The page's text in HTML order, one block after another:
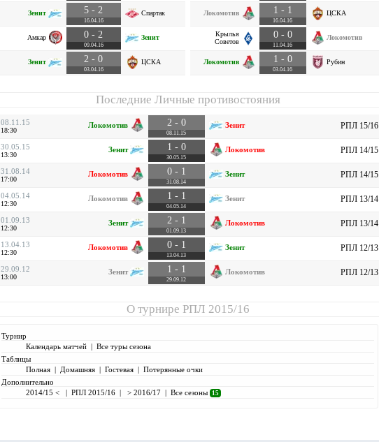
Зенит 5 - 2
16.04.16
Спартак
Амкар 0 - 2
09.04.16
Зенит
Зенит 2 - 0
03.04.16
ЦСКА
Локомотив 1 - 1
16.04.16
ЦСКА
Крылья
Советов
0 - 0
11.04.16
Локомотив
Локомотив 1 - 0
03.04.16
Рубин
Последние Личные противостояния
08.11.15
18:30
Локомотив 2 - 0
08.11.15
Зенит РПЛ 15/16
30.05.15
13:30
Зенит 1 - 0
30.05.15
Локомотив РПЛ 14/15
31.08.14
17:00
Локомотив 0 - 1
31.08.14
Зенит РПЛ 14/15
04.05.14
12:30
Локомотив 1 - 1
04.05.14
Зенит РПЛ 13/14
01.09.13
12:30
Зенит 2 - 1
01.09.13
Локомотив РПЛ 13/14
13.04.13
12:30
Локомотив 0 - 1
13.04.13
Зенит РПЛ 12/13
29.09.12
13:00
Зенит 1 - 1
29.09.12
Локомотив РПЛ 12/13
О турнире РПЛ 2015/16
Турнир
Календарь матчей| Все туры сезона
Таблицы
Полная| Домашняя| Гостевая| Потерянные очки
Дополнительно
2014/15 <
| РПЛ 2015/16| > 2016/17| Все сезоны 15